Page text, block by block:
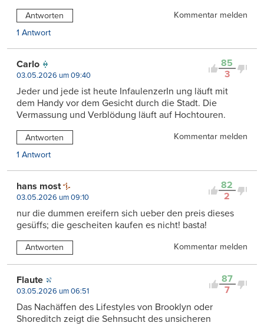
Antworten
Kommentar melden
1 Antwort
85
3
Carlo
03.05.2026 um 09:40
Jeder und jede ist heute InfaulenzerIn ung läuft mit
dem Handy vor dem Gesicht durch die Stadt. Die
Vermassung und Verblödung läuft auf Hochtouren.
Antworten
Kommentar melden
1 Antwort
82
2
hans most
03.05.2026 um 09:10
nur die dummen ereifern sich ueber den preis dieses
gesüffs; die gescheiten kaufen es nicht! basta!
Antworten Kommentar melden
87
7
Flaute
03.05.2026 um 06:51
Das Nachäffen des Lifestyles von Brooklyn oder
Shoreditch zeigt die Sehnsucht des unsicheren